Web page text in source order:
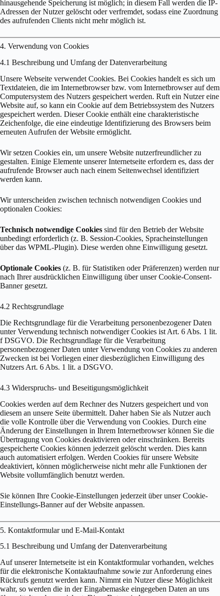
hinausgehende Speicherung ist möglich; in diesem Fall werden die IP-
Adressen der Nutzer gelöscht oder verfremdet, sodass eine Zuordnung
des aufrufenden Clients nicht mehr möglich ist.
4. Verwendung von Cookies
4.1 Beschreibung und Umfang der Datenverarbeitung
Unsere Webseite verwendet Cookies. Bei Cookies handelt es sich um
Textdateien, die im Internetbrowser bzw. vom Internetbrowser auf dem
Computersystem des Nutzers gespeichert werden. Ruft ein Nutzer eine
Website auf, so kann ein Cookie auf dem Betriebssystem des Nutzers
gespeichert werden. Dieser Cookie enthält eine charakteristische
Zeichenfolge, die eine eindeutige Identifizierung des Browsers beim
erneuten Aufrufen der Website ermöglicht.
Wir setzen Cookies ein, um unsere Website nutzerfreundlicher zu
gestalten. Einige Elemente unserer Internetseite erfordern es, dass der
aufrufende Browser auch nach einem Seitenwechsel identifiziert
werden kann.
Wir unterscheiden zwischen technisch notwendigen Cookies und
optionalen Cookies:
Technisch notwendige Cookies sind für den Betrieb der Website
unbedingt erforderlich (z. B. Session-Cookies, Spracheinstellungen
über das WPML-Plugin). Diese werden ohne Einwilligung gesetzt.
Optionale Cookies (z. B. für Statistiken oder Präferenzen) werden nur
nach Ihrer ausdrücklichen Einwilligung über unser Cookie-Consent-
Banner gesetzt.
4.2 Rechtsgrundlage
Die Rechtsgrundlage für die Verarbeitung personenbezogener Daten
unter Verwendung technisch notwendiger Cookies ist Art. 6 Abs. 1 lit.
f DSGVO. Die Rechtsgrundlage für die Verarbeitung
personenbezogener Daten unter Verwendung von Cookies zu anderen
Zwecken ist bei Vorliegen einer diesbezüglichen Einwilligung des
Nutzers Art. 6 Abs. 1 lit. a DSGVO.
4.3 Widerspruchs- und Beseitigungsmöglichkeit
Cookies werden auf dem Rechner des Nutzers gespeichert und von
diesem an unsere Seite übermittelt. Daher haben Sie als Nutzer auch
die volle Kontrolle über die Verwendung von Cookies. Durch eine
Änderung der Einstellungen in Ihrem Internetbrowser können Sie die
Übertragung von Cookies deaktivieren oder einschränken. Bereits
gespeicherte Cookies können jederzeit gelöscht werden. Dies kann
auch automatisiert erfolgen. Werden Cookies für unsere Website
deaktiviert, können möglicherweise nicht mehr alle Funktionen der
Website vollumfänglich benutzt werden.
Sie können Ihre Cookie-Einstellungen jederzeit über unser Cookie-
Einstellungs-Banner auf der Website anpassen.
5. Kontaktformular und E-Mail-Kontakt
5.1 Beschreibung und Umfang der Datenverarbeitung
Auf unserer Internetseite ist ein Kontaktformular vorhanden, welches
für die elektronische Kontaktaufnahme sowie zur Anforderung eines
Rückrufs genutzt werden kann. Nimmt ein Nutzer diese Möglichkeit
wahr, so werden die in der Eingabemaske eingegeben Daten an uns